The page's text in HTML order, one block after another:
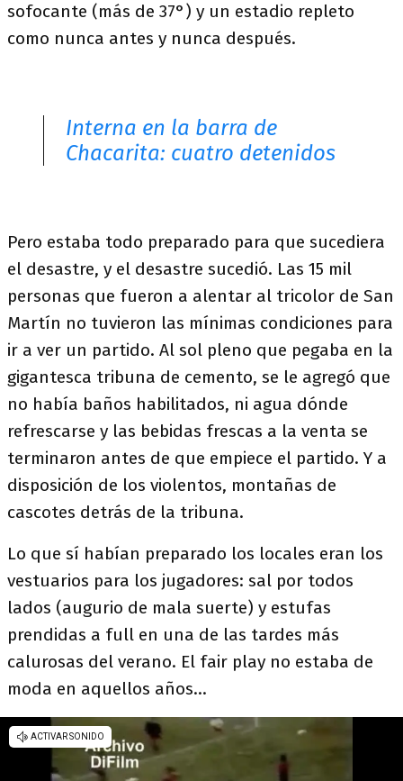
sofocante (más de 37°) y un estadio repleto
como nunca antes y nunca después.
Interna en la barra de
Chacarita: cuatro detenidos
Pero estaba todo preparado para que sucediera
el desastre, y el desastre sucedió. Las 15 mil
personas que fueron a alentar al tricolor de San
Martín no tuvieron las mínimas condiciones para
ir a ver un partido. Al sol pleno que pegaba en la
gigantesca tribuna de cemento, se le agregó que
no había baños habilitados, ni agua dónde
refrescarse y las bebidas frescas a la venta se
terminaron antes de que empiece el partido. Y a
disposición de los violentos, montañas de
cascotes detrás de la tribuna.
Lo que sí habían preparado los locales eran los
vestuarios para los jugadores: sal por todos
lados (augurio de mala suerte) y estufas
prendidas a full en una de las tardes más
calurosas del verano. El fair play no estaba de
moda en aquellos años…